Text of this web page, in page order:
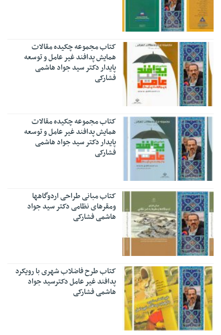
کتاب مجموعه چکیده مقالات
همایش پدافند غیر عامل و توسعه
پایدار دکتر سید جواد هاشمی
فشارکی
کتاب مجموعه چکیده مقالات
همایش پدافند غیر عامل و توسعه
پایدار دکتر سید جواد هاشمی
فشارکی
کتاب مبانی طراحی اردوگاهها
ومقرهای نظامی دکتر سید جواد
هاشمی فشارکی
کتاب طرح فاضلاب شهری با رویکرد
پدافند غیر عامل دکترسید جواد
هاشمی فشارکی